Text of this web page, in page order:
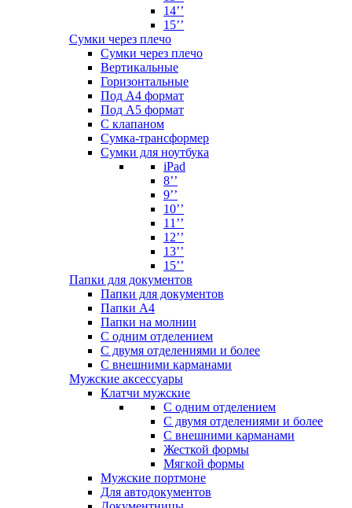
14’’
15’’
Сумки через плечо
Сумки через плечо
Вертикальные
Горизонтальные
Под А4 формат
Под А5 формат
С клапаном
Сумка-трансформер
Сумки для ноутбука
iPad
8’’
9’’
10’’
11’’
12’’
13’’
15’’
Папки для документов
Папки для документов
Папки А4
Папки на молнии
С одним отделением
С двумя отделениями и более
С внешними карманами
Мужские аксессуары
Клатчи мужские
С одним отделением
С двумя отделениями и более
С внешними карманами
Жесткой формы
Мягкой формы
Мужские портмоне
Для автодокументов